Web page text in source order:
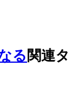
る 関連タ